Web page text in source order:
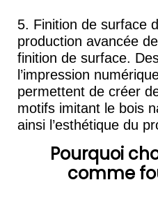
5. Finition de surface
production avancée
finition de surface.
l’impression
permettent de créer
motifs imitant le bois
ainsi l’esthétique du
Pourquoi
comme